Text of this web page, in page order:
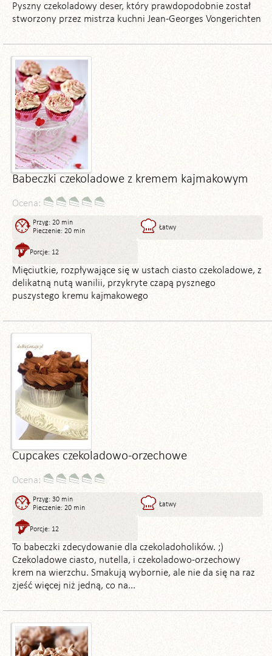
Pyszny czekoladowy deser, który prawdopodobnie został
stworzony przez mistrza kuchni Jean-Georges Vongerichten
Babeczki czekoladowe z kremem kajmakowym
Ocena:
Przyg: 20 min
Pieczenie: 20 min
Łatwy
Porcje: 12
Mięciutkie, rozpływające się w ustach ciasto czekoladowe, z
delikatną nutą wanilii, przykryte czapą pysznego
puszystego kremu kajmakowego
Cupcakes czekoladowo-orzechowe
Ocena:
Przyg: 30 min
Pieczenie: 20 min
Łatwy
Porcje: 12
To babeczki zdecydowanie dla czekoladoholików. ;)
Czekoladowe ciasto, nutella, i czekoladowo-orzechowy
krem na wierzchu. Smakują wybornie, ale nie da się na raz
zjeść więcej niż jedną, co na...